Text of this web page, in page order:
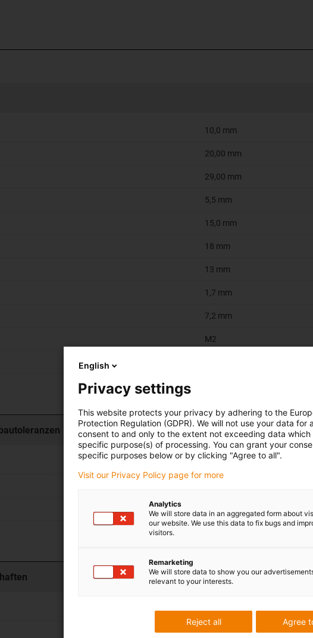
10,0 mm
20,00 mm
29,00 mm
5,5 mm
15,0 mm
18 mm
13 mm
1,7 mm
7,2 mm
M2
±0,2 mm
±0,35 mm
iglidur® J
04-09
English
Privacy settings
This website protects your privacy by adhering to the
Protection Regulation (GDPR). We will not use your data
consent to and only to the extent not exceeding data which
specific purpose(s) of processing. You can grant your
specific purposes below or by clicking "Agree to all".
Visit our Privacy Policy page for more
Analytics
We will store data in an aggregated form about
our website. We use this data to fix bugs and
visitors.
Remarketing
We will store data to show you our
relevant to your interests.
Agree
Reject all